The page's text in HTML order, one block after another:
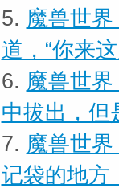
5. 魔兽世
道，“你来
6. 魔兽世
中拔出，但
7. 魔兽世
记袋的地方